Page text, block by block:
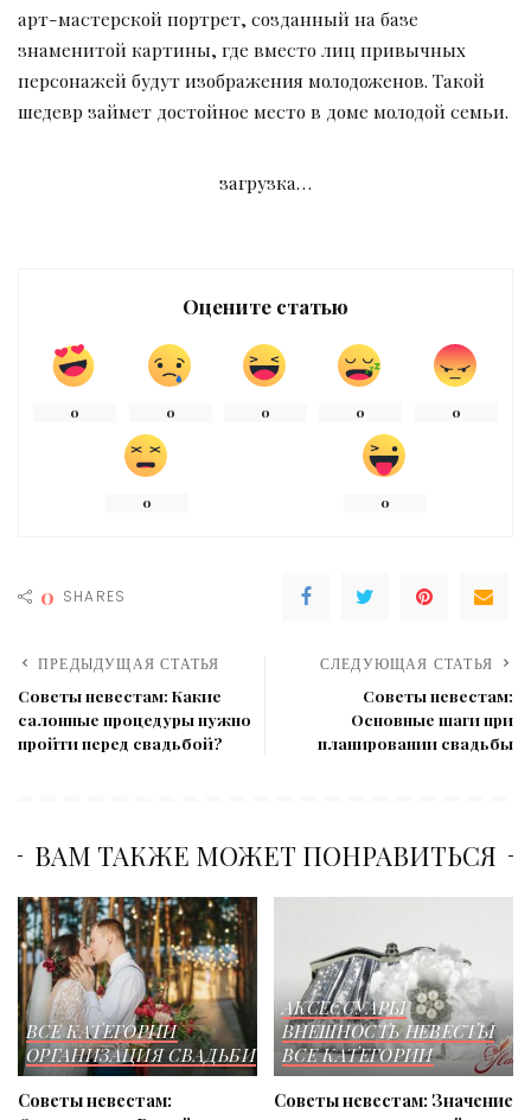
арт-мастерской портрет, созданный на базе
знаменитой картины, где вместо лиц привычных
персонажей будут изображения молодоженов. Такой
шедевр займет достойное место в доме молодой семьи.
загрузка…
Оцените статью
0 0 0 0 0
0 0
0 SHARES
ПРЕДЫДУЩАЯ СТАТЬЯ
Советы невестам: Какие
салонные процедуры нужно
пройти перед свадьбой?
СЛЕДУЮЩАЯ СТАТЬЯ
Советы невестам:
Основные шаги при
планировании свадьбы
ВАМ ТАКЖЕ МОЖЕТ ПОНРАВИТЬСЯ
ВСЕ КАТЕГОРИИ
ОРГАНИЗАЦИЯ СВАДЬБИ
Советы невестам:
АКСЕССУАРЫ
ВНЕШНОСТЬ НЕВЕСТЫ
ВСЕ КАТЕГОРИИ
Советы невестам: Значение